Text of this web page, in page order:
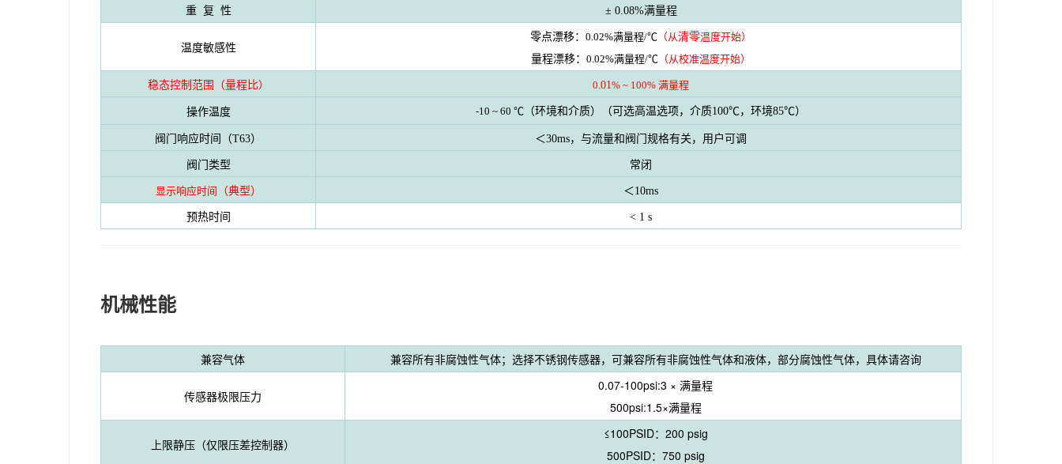
重 复 性 ± 0.08%满量程
温度敏感性
零点漂移： 0.02%满量程/℃ （从清零温度开始）
量程漂移： 0.02%满量程/℃ （从校准温度开始）
稳态控制范围（量程比） 0. 01 % ~ 100% 满量程
操作温度 -10 ~ 60 ℃ （环境和介质） （可选高温选项，介质100℃，环境85℃）
阀门响应时间（T63） ＜30ms，与流量和阀门规格有关，用户可调
阀门类型 常闭
显示响应时间 （典型） ＜10ms
预热时间 < 1 s
机械性能
兼容气体 兼容所有非腐蚀性气体；选择不锈钢传感器，可兼容所有非腐蚀性气体和液体，部分腐蚀性气体，具体请咨询
传感器极限压力
0.07-100psi:3 × 满量程
500psi:1.5×满量程
上限静压（仅限压差控制器）
≤100PSID：200 psig
500PSID：750 psig